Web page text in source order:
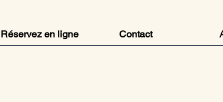
Réservez en ligne Contact